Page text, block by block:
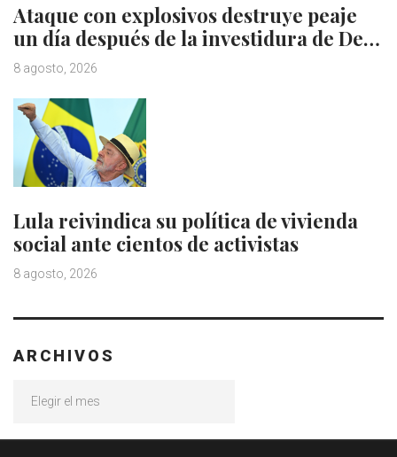
Ataque con explosivos destruye peaje
un día después de la investidura de De…
8 agosto, 2026
Lula reivindica su política de vivienda
social ante cientos de activistas
8 agosto, 2026
ARCHIVOS